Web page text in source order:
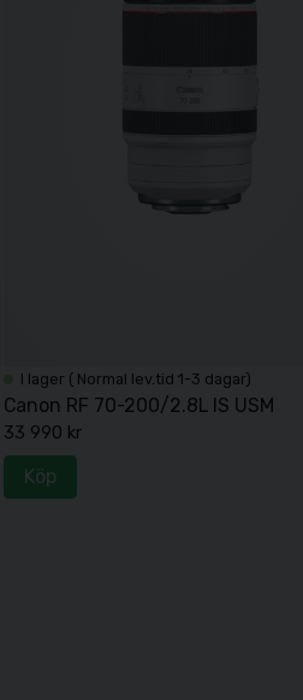
I lager ( Normal lev.tid 1-3 dagar)
Canon RF 70-200/2.8L IS USM
33 990 kr
Köp